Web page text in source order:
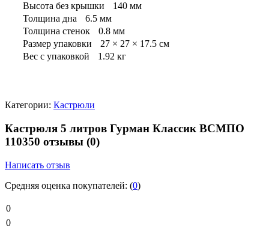
Высота без крышки
140 мм
Толщина дна
6.5 мм
Толщина стенок
0.8 мм
Размер упаковки
27 × 27 × 17.5 см
Вес с упаковкой
1.92 кг
Категории: Кастрюли
Кастрюля 5 литров Гурман Классик ВСМПО
110350 отзывы (0)
Написать отзыв
Средняя оценка покупателей: (0)
0
0